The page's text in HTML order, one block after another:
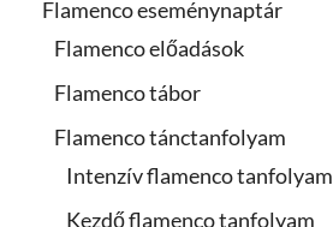
Flamenco eseménynaptár
Flamenco előadások
Flamenco tábor
Flamenco tánctanfolyam
Intenzív flamenco tanfolyam
Kezdő flamenco tanfolyam